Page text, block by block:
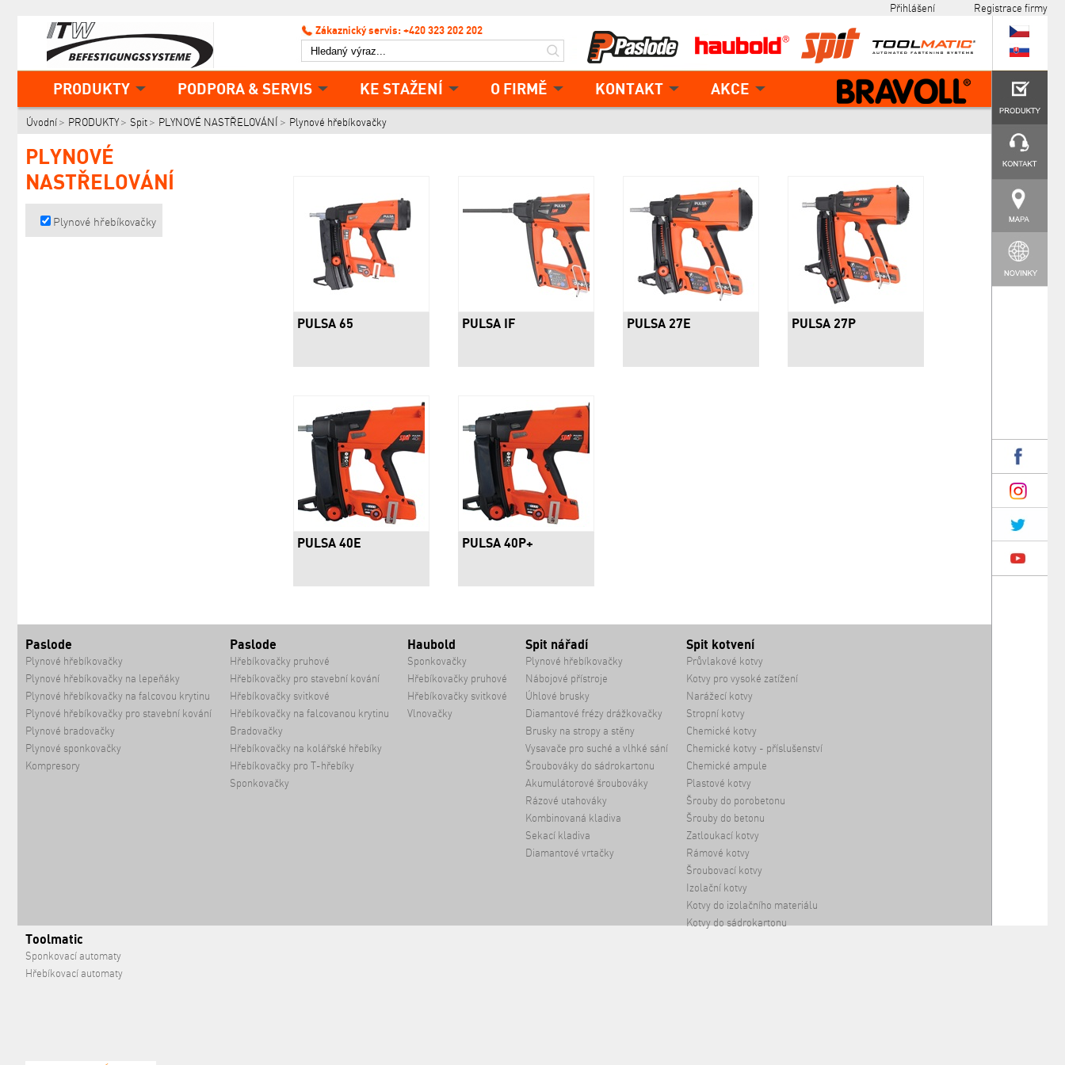
PRODUKTY PODPORA & SERVIS KE STAŽENÍ O FIRMĚ KONTAKT AKCE
Přihlášení
Registrace firmy
Zákaznický servis: +420 323 202 202
Úvodní PRODUKTY Spit PLYNOVÉ NASTŘELOVÁNÍ Plynové hřebíkovačky
PLYNOVÉ
NASTŘELOVÁNÍ
Plynové hřebíkovačky
PULSA 65 PULSA IF PULSA 27E PULSA 27P
PULSA 40E PULSA 40P+
Paslode
Plynové hřebíkovačky
Plynové hřebíkovačky na lepeňáky
Plynové hřebíkovačky na falcovou krytinu
Plynové hřebíkovačky pro stavební kování
Plynové bradovačky
Plynové sponkovačky
Kompresory
Paslode
Hřebíkovačky pruhové
Hřebíkovačky pro stavební kování
Hřebíkovačky svitkové
Hřebíkovačky na falcovanou krytinu
Bradovačky
Hřebíkovačky na kolářské hřebíky
Hřebíkovačky pro T-hřebíky
Sponkovačky
Haubold
Sponkovačky
Hřebíkovačky pruhové
Hřebíkovačky svitkové
Vlnovačky
Spit nářadí
Plynové hřebíkovačky
Nábojové přístroje
Úhlové brusky
Diamantové frézy drážkovačky
Brusky na stropy a stěny
Vysavače pro suché a vlhké sání
Šroubováky do sádrokartonu
Akumulátorové šroubováky
Rázové utahováky
Kombinovaná kladiva
Sekací kladiva
Diamantové vrtačky
Spit kotvení
Průvlakové kotvy
Kotvy pro vysoké zatížení
Narážecí kotvy
Stropní kotvy
Chemické kotvy
Chemické kotvy - příslušenství
Chemické ampule
Plastové kotvy
Šrouby do porobetonu
Šrouby do betonu
Zatloukací kotvy
Rámové kotvy
Šroubovací kotvy
Izolační kotvy
Kotvy do izolačního materiálu
Kotvy do sádrokartonu
Toolmatic
Sponkovací automaty
Hřebíkovací automaty